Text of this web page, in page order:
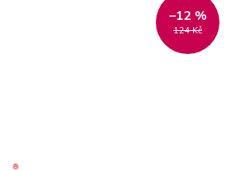
124 Kč
–12 %